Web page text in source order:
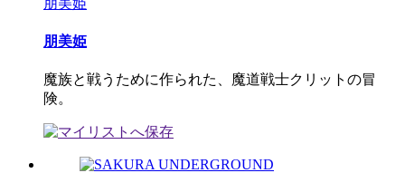
朋美姫
魔族と戦うために作られた、魔道戦士クリットの冒
険。